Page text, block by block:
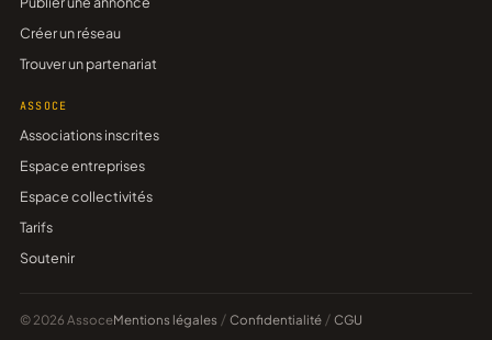
Créer un réseau
Trouver un partenariat
ASSOCE
Associations inscrites
Espace entreprises
Espace collectivités
Tarifs
Soutenir
© 2026 AssoceMentions légales / Confidentialité / CGU